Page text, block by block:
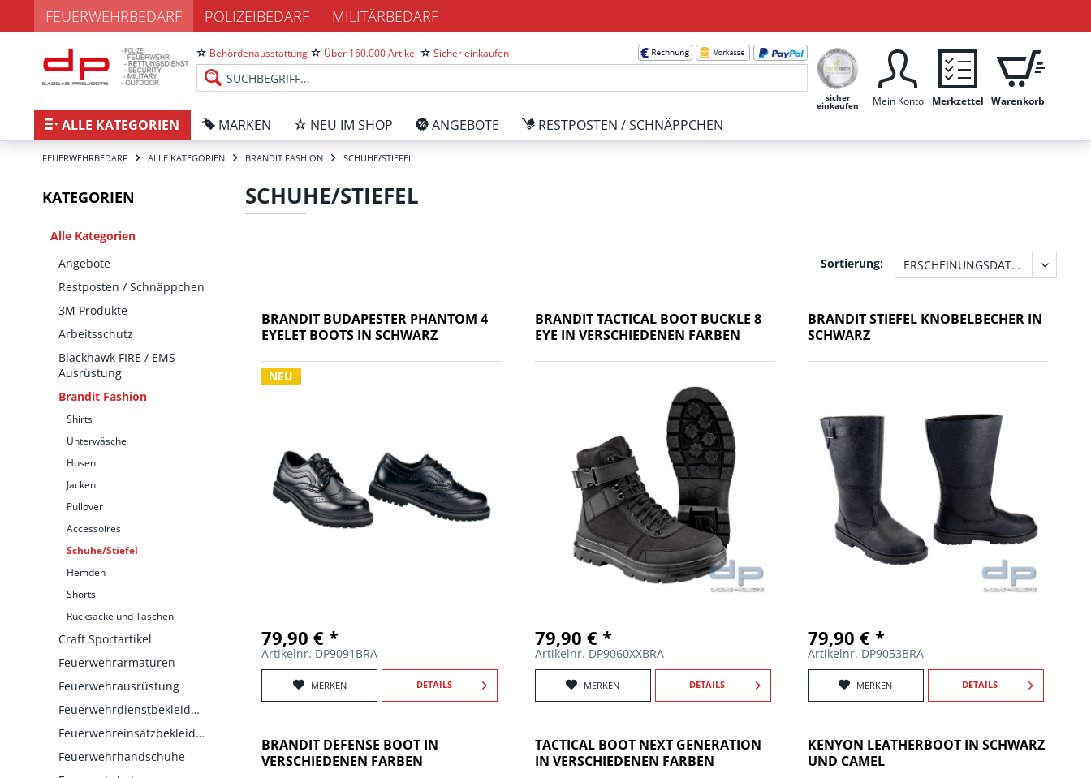
FEUERWEHRBEDARF POLIZEIBEDARF MILITÄRBEDARF
Behördenausstattung Über 160.000 Artikel Sicher einkaufen
sicher
einkaufen Mein Konto Merkzettel Warenkorb
ALLE KATEGORIEN MARKEN NEU IM SHOP ANGEBOTE RESTPOSTEN / SCHNÄPPCHEN
FEUERWEHRBEDARF ALLE KATEGORIEN BRANDIT FASHION SCHUHE/STIEFEL
KATEGORIEN
Alle Kategorien
Angebote
Restposten / Schnäppchen
3M Produkte
Arbeitsschutz
Blackhawk FIRE / EMS
Ausrüstung
Brandit Fashion
Shirts
Unterwäsche
Hosen
Jacken
Pullover
Accessoires
Schuhe/Stiefel
Hemden
Shorts
Rucksäcke und Taschen
Craft Sportartikel
Feuerwehrarmaturen
Feuerwehrausrüstung
Feuerwehrdienstbekleidung
Feuerwehreinsatzbekleidung
Feuerwehrhandschuhe
SCHUHE/STIEFEL
Sortierung:
NEU
BRANDIT BUDAPESTER PHANTOM 4
EYELET BOOTS IN SCHWARZ
79,90 € *
Artikelnr. DP9091BRA
MERKEN DETAILS
BRANDIT TACTICAL BOOT BUCKLE 8
EYE IN VERSCHIEDENEN FARBEN
79,90 € *
Artikelnr. DP9060XXBRA
MERKEN DETAILS
BRANDIT STIEFEL KNOBELBECHER IN
SCHWARZ
79,90 € *
Artikelnr. DP9053BRA
MERKEN DETAILS
BRANDIT DEFENSE BOOT IN
VERSCHIEDENEN FARBEN
TACTICAL BOOT NEXT GENERATION
IN VERSCHIEDENEN FARBEN
KENYON LEATHERBOOT IN SCHWARZ
UND CAMEL